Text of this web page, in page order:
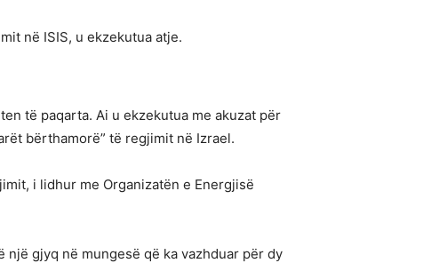
në ISIS, u ekzekutua atje.
të paqarta. Ai u ekzekutua me akuzat për
bërthamorë” të regjimit në Izrael.
i lidhur me Organizatën e Energjisë
gjyq në mungesë që ka vazhduar për dy